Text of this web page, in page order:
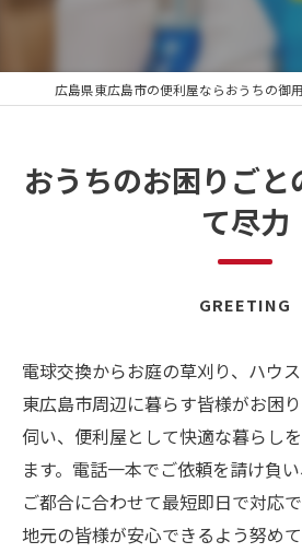
おうちのお困りごと
て尽力
GREETING
電球交換からお庭の草刈り、ハウス
東広島市周辺に暮らす皆様がお困
伺い、便利屋として快適な暮らし
ます。電話一本でご依頼を請け負
ご都合に合わせて最短即日で対応
地元の皆様が安心できるよう努め